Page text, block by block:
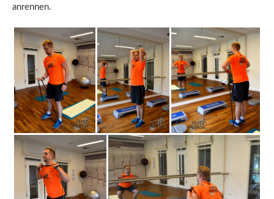
anrennen.